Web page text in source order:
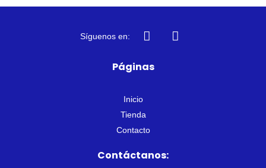
Síguenos en:
Páginas
Inicio
Tienda
Contacto
Contáctanos: